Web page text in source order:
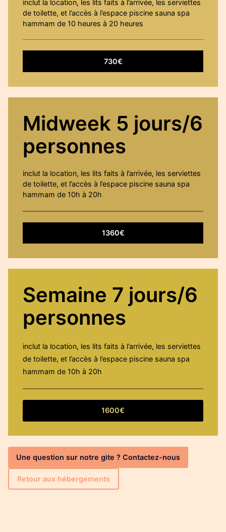
inclut la location, les lits faits à l’arrivée, les serviettes
de toilette, et l’accès à l’espace piscine sauna spa
hammam de 10 heures à 20 heures
730€
Midweek 5 jours/6
personnes
inclut la location, les lits faits à l’arrivée, les serviettes
de toilette, et l’accès à l’espace piscine sauna spa
hammam de 10h à 20h
1360€
Semaine 7 jours/6
personnes
inclut la location, les lits faits à l’arrivée, les serviettes
de toilette, et l’accès à l’espace piscine sauna spa
hammam de 10h à 20h
1600€
Une question sur notre gite ? Contactez-nous
Retour aux hébergements